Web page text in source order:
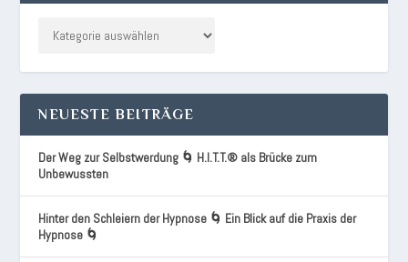
NEUESTE BEITRÄGE
Der Weg zur Selbstwerdung 🌀 H.I.T.T.® als Brücke zum
Unbewussten
Hinter den Schleiern der Hypnose 🌀 Ein Blick auf die Praxis der
Hypnose 🌀